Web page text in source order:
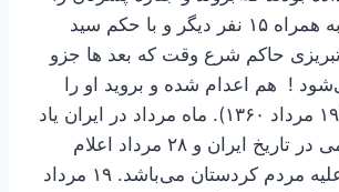
که شب گذشته به همراه ۱۵ نفر دیگر و با حکم سید
حاکم شرع وقت که بعد ها جزو
! هم اعدام شده و بروید او را
شناسایی کنید. (۱۹ مرداد ۱۳۶۰). ماه مرداد در ایران یاد
آور روزهای شومی در تاریخ ایران و ۲۸ مرداد اعلام
جهاد خمینی بر علیه مردم کردستان می‌باشد. ۱۹ مرداد